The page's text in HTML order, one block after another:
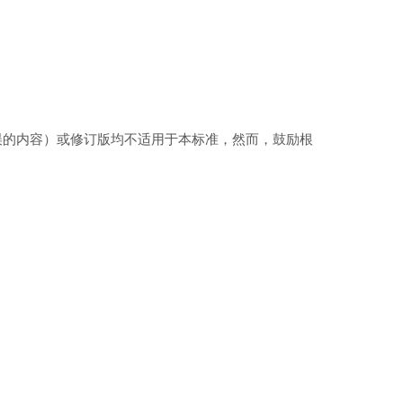
内容）或修订版均不适用于本标准，然而，鼓励根